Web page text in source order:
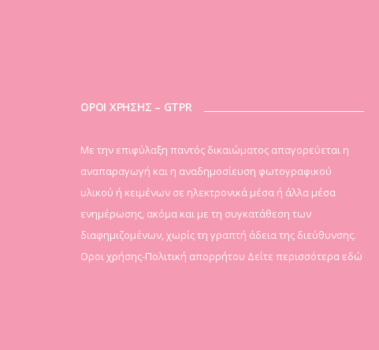
ΟΡΟΙ ΧΡΗΣΗΣ – GTPR
Mε την επιφύλαξη παντός δικαιώματος απαγορεύεται η
αναπαραγωγή και η αναδημοσίευση φωτογραφικού
υλικού ή κειμένων σε ηλεκτρονικά μέσα ή άλλα μέσα
ενημέρωσης, ακόμα και με τη συγκατάθεση των
διαφημιζομένων, χωρίς τη γραπτή άδεια της διεύθυνσης.
Οροι χρήσης-Πολιτική απορρήτου Δείτε περισσότερα εδώ